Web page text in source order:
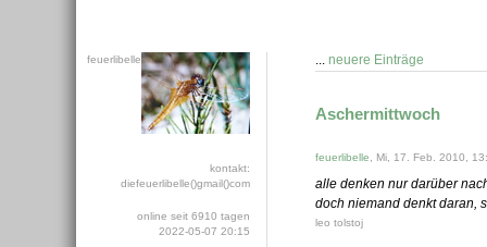
... neuere Einträge
Aschermittwoch
feuerlibelle , Mi, 17. Feb. 2010,
alle denken nur darüber
doch niemand denkt daran,
leo tolstoj
feuerlibelle
kontakt:
diefeuerlibelle()gmail()com
online seit 6910 tagen
2022-05-07 20:15